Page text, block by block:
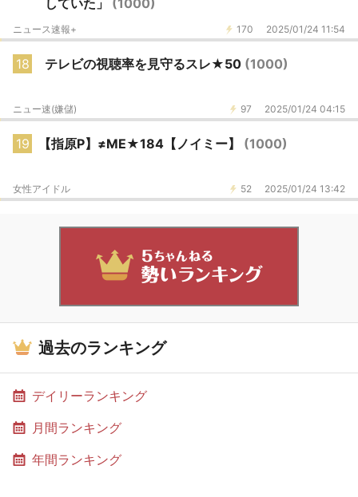
していた」 (1000)
170 2025/01/24 11:54
ニュース速報+
18 テレビの視聴率を見守るスレ★50 (1000)
97 2025/01/24 04:15
ニュー速(嫌儲)
19 【指原P】≠ME★184【ノイミー】 (1000)
52 2025/01/24 13:42
女性アイドル
過去のランキング
デイリーランキング
月間ランキング
年間ランキング